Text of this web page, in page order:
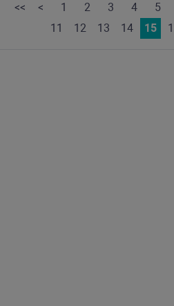
<< < 1 2 3 4 5
11
12 13 14 15